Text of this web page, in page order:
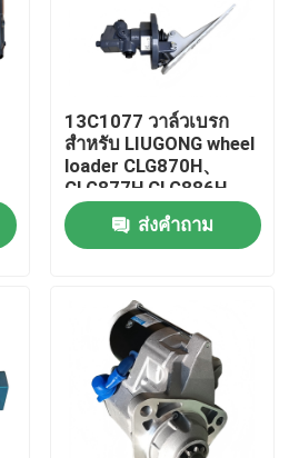
13C1077 วาล์วเบรก
สําหรับ LIUGONG wheel
loader CLG870H、
CLG877H CLG886H、
CLG888H
ส่งคำถาม